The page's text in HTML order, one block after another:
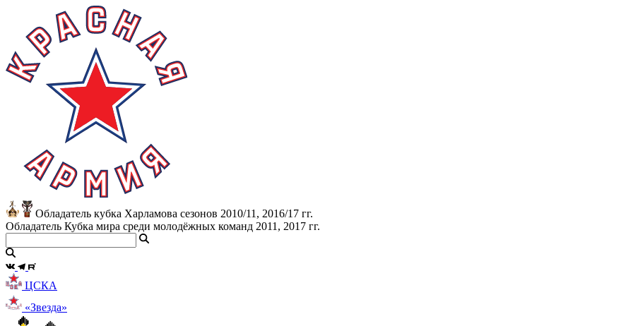
Обладатель кубка Харламова сезонов 2010/11, 2016/17 гг.
Обладатель Кубка мира среди молодёжных команд 2011, 2017 гг.
ЦСКА
«Звезда»